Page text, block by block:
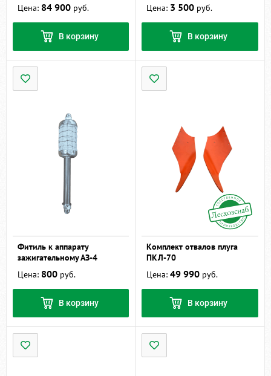
Цена: 84 900 руб.
В корзину
Цена: 3 500 руб.
В корзину
Фитиль к аппарату
зажигательному АЗ-4
Цена: 800 руб.
В корзину
Комплект отвалов плуга
ПКЛ-70
Цена: 49 990 руб.
В корзину